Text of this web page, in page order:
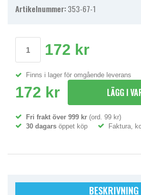
Artikelnummer:353-67-1
172 kr
Finns i lager för omgående leverans
172 kr LÄGG I
Fri frakt över 999 kr (ord. 99 kr)
30 dagars öppet köp Faktura,
BESKRIVNING